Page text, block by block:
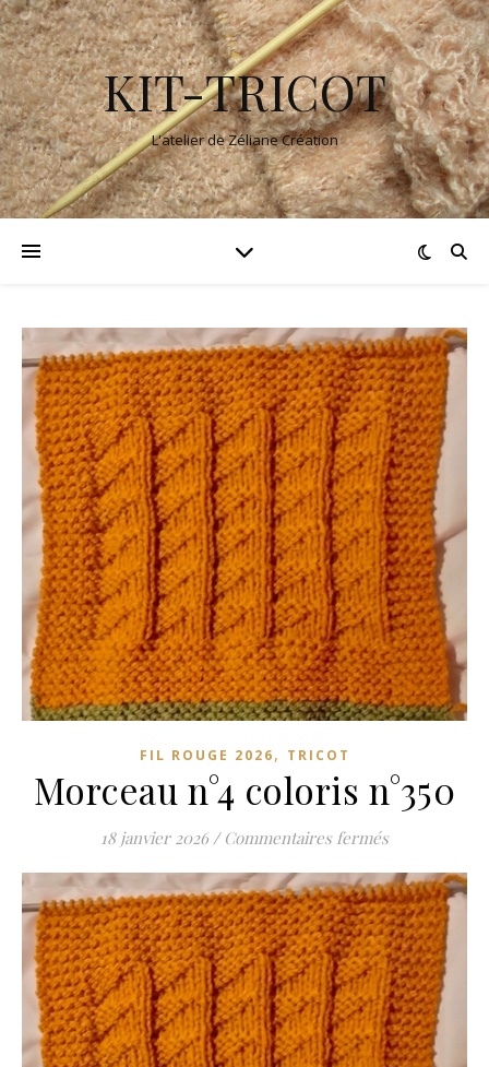
KIT-TRICOT
L'atelier de Zéliane Création
FIL ROUGE 2026, TRICOT
Morceau n°4 coloris n°350
18 janvier 2026 / Commentaires ferméssur Morceau